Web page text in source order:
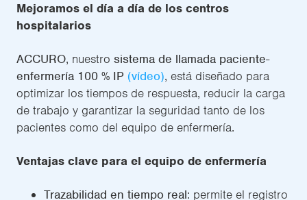
Mejoramos el día a día de los centros
hospitalarios
ACCURO, nuestro sistema de llamada paciente-
enfermería 100 % IP (vídeo), está diseñado para
optimizar los tiempos de respuesta, reducir la carga
de trabajo y garantizar la seguridad tanto de los
pacientes como del equipo de enfermería.
Ventajas clave para el equipo de enfermería
Trazabilidad en tiempo real: permite el registro